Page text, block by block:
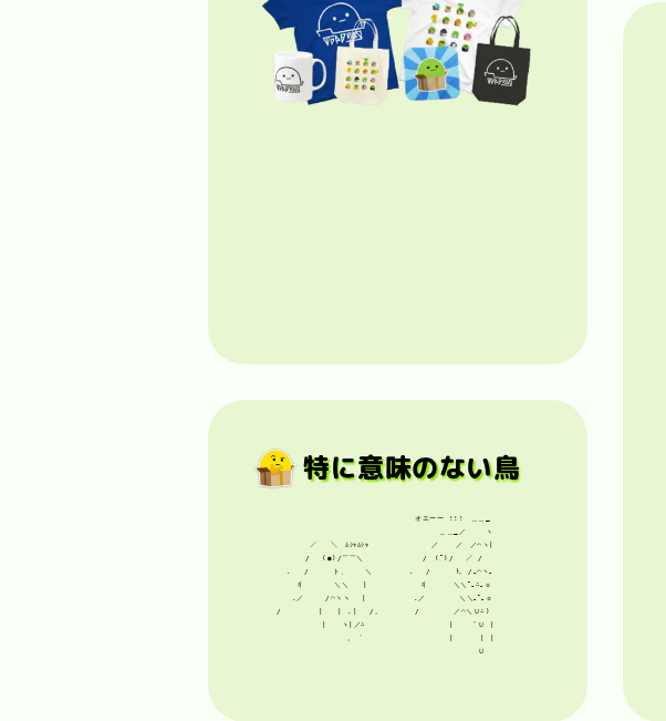
特に意味のない鳥
／￣￣＼　ﾑｼｬﾑｼｬ
  /　 (●)/￣￣＼
.　 / 　 　ト、 　 ＼
彳 　 　 ＼＼　　|
.／　　　/⌒ヽヽ　 |
/　 　 　 |　　| .|　 /。
|　　ヽ|／∴
。゜
オエーー !!!　＿＿_
＿＿_／　　 ヽ
／ 　 ／　／⌒ヽ|
/　(ﾟ)/　 ／ /
.　 /　 　 ﾄ､ /｡⌒ヽ。
彳　 　 ＼＼ﾟ｡∴｡ｏ
.／　　　　 ＼＼｡ﾟ｡ｏ
/　　　　 ／⌒＼Ｕ∴)
| 　　ﾞＵ |
Ｕ